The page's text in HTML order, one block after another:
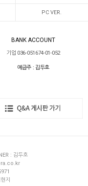
PC VER.
BANK ACCOUNT
기업 036-051674-01-052
예금주 : 김두호
: 김두호
지